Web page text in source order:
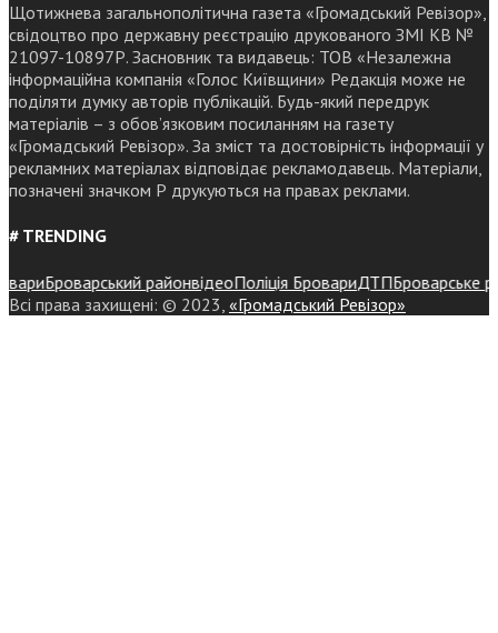
Щотижнева загальнополітична газета «Громадський Ревізор»,
свідоцтво про державну реєстрацію друкованого ЗМІ КВ №
21097-10897Р. Засновник та видавець: ТОВ «Незалежна
інформаційна компанія «Голос Київщини» Редакція може не
поділяти думку авторів публікацій. Будь-який передрук
матеріалів – з обов’язковим посиланням на газету
«Громадський Ревізор». За зміст та достовірність інформації у
рекламних матеріалах відповідає рекламодавець. Матеріали,
позначені значком Р друкуються на правах реклами.
# TRENDING
Броварський районвідеоПоліція БровариДТПБроварське
Всі права захищені: © 2023, «Громадський Ревізор»